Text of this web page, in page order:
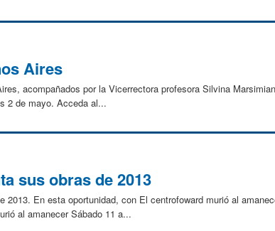
Aires
acompañados por la Vicerrectora profesora Silvina
2 de mayo. Acceda al...
sus obras de 2013
En esta oportunidad, con El centrofoward murió al
al amanecer Sábado 11 a...